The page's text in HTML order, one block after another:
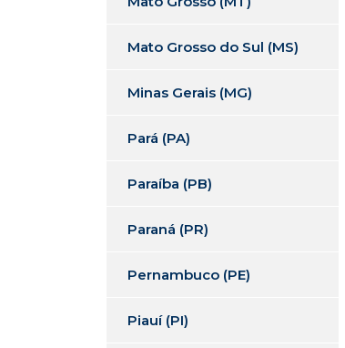
Mato Grosso do Sul (MS)
Minas Gerais (MG)
Pará (PA)
Paraíba (PB)
Paraná (PR)
Pernambuco (PE)
Piauí (PI)